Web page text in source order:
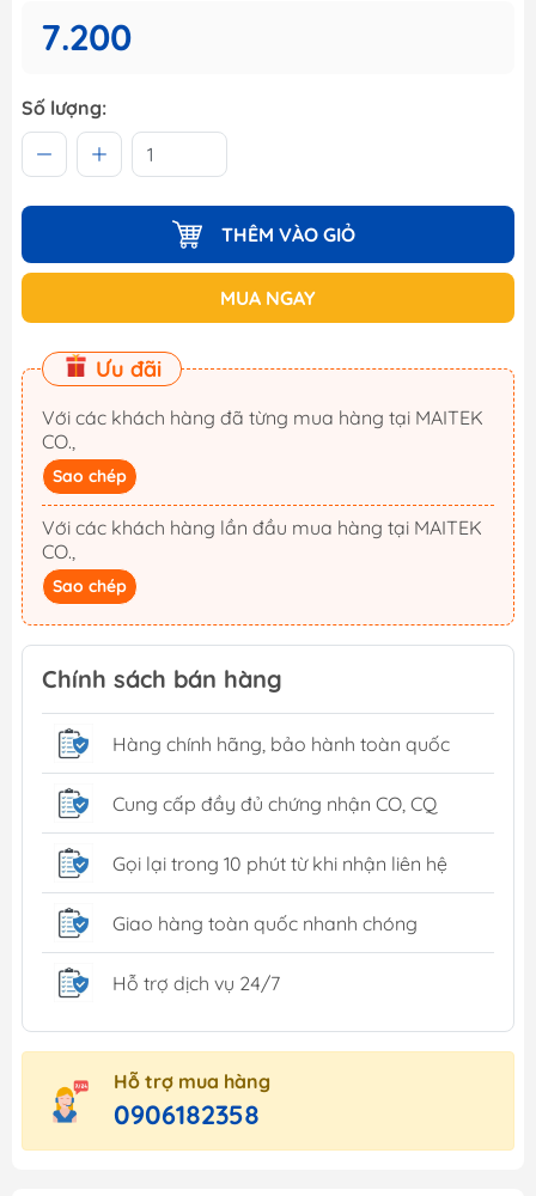
7.200
Số lượng:
THÊM VÀO GIỎ
MUA NGAY
Ưu đãi
Với các khách hàng đã từng mua hàng tại MAITEK
CO.,
Sao chép
Với các khách hàng lần đầu mua hàng tại MAITEK
CO.,
Sao chép
Chính sách bán hàng
Hàng chính hãng, bảo hành toàn quốc
Cung cấp đầy đủ chứng nhận CO, CQ
Gọi lại trong 10 phút từ khi nhận liên hệ
Giao hàng toàn quốc nhanh chóng
Hỗ trợ dịch vụ 24/7
Hỗ trợ mua hàng
0906182358